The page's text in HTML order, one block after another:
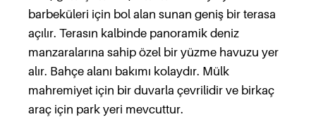
barbeküleri için bol alan sunan geniş bir terasa
açılır. Terasın kalbinde panoramik deniz
manzaralarına sahip özel bir yüzme havuzu yer
alır. Bahçe alanı bakımı kolaydır. Mülk
mahremiyet için bir duvarla çevrilidir ve birkaç
araç için park yeri mevcuttur.